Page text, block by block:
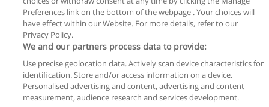
Privacidad de datos
Contactar con Educaedu
Preferences link on the bottom of the webpage . Your choices will
have effect within our Website. For more details, refer to our
Privacy Policy.
We and our partners process data to provide:
Use precise geolocation data. Actively scan device characteristics for
identification. Store and/or access information on a device.
Personalised advertising and content, advertising and content
measurement, audience research and services development.